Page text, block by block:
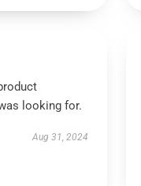
looking for.
Aug 31, 2024